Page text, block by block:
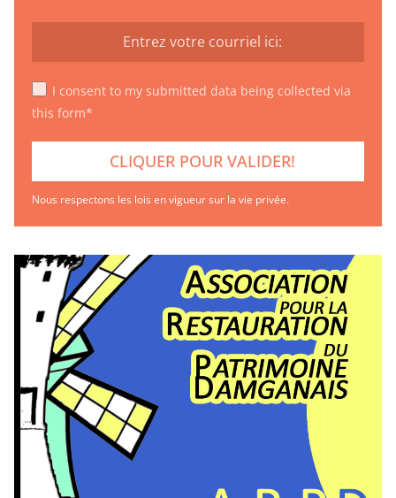
I consent to my submitted data being collected via
this form*
Nous respectons les lois en vigueur sur la vie privée.